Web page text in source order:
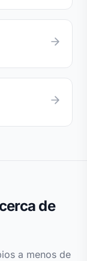
de
a menos de